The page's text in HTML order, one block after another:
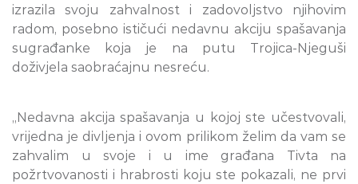
izrazila svoju zahvalnost i zadovoljstvo njihovim
radom, posebno ističući nedavnu akciju spašavanja
sugrađanke koja je na putu Trojica-Njeguši
doživjela saobraćajnu nesreću.
„Nedavna akcija spašavanja u kojoj ste učestvovali,
vrijedna je divljenja i ovom prilikom želim da vam se
zahvalim u svoje i u ime građana Tivta na
požrtvovanosti i hrabrosti koju ste pokazali, ne prvi